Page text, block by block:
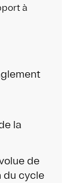
à
la
de
du cycle